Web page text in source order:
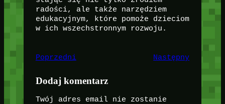
radości, ale także narzędziem
edukacyjnym, które pomoże dzieciom
w ich wszechstronnym rozwoju.
Poprzedni Następny
Dodaj komentarz
Twój adres email nie zostanie